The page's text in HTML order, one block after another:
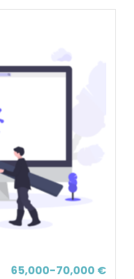
65,000-70,000 €